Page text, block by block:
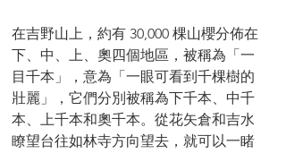
在吉野山上，約有 30,000 棵山櫻分佈在
下、中、上、奧四個地區，被稱為「一
目千本」，意為「一眼可看到千棵樹的
壯麗」，它們分別被稱為下千本、中千
本、上千本和奧千本。從花矢倉和吉水
瞭望台往如林寺方向望去，就可以一睹